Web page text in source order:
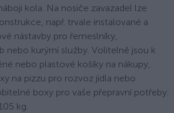
kola. Na nosiče zavazadel lze
např. trvale instalované a
nástavby pro řemeslníky,
nebo kurýrní služby. Volitelně jsou k
nebo plastové košíky na nákupy,
na pizzu pro rozvoz jídla nebo
boxy pro vaše přepravní potřeby.
kg.